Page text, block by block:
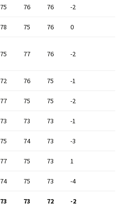
75 76 76 -2
78 75 76 0
75 77 76 -2
72 76 75 -1
77 75 75 -2
73 73 73 -1
75 74 73 -3
77 75 73 1
74 75 73 -4
73 73 72 -2